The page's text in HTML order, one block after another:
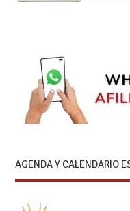
AGENDA Y CALENDARIO